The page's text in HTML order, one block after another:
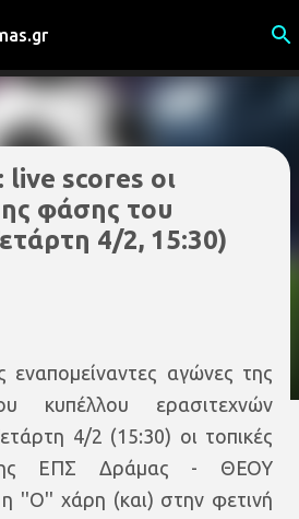
στο κύριο περιεχόμενο
scores οι
φάσης του
4/2, 15:30)
εναπομείναντες αγώνες της
ερασιτεχνών
4/2 (15:30) οι τοπικές
της ΕΠΣ Δράμας - ΘΕΟΥ
''Ο'' χάρη (και) στην φετινή